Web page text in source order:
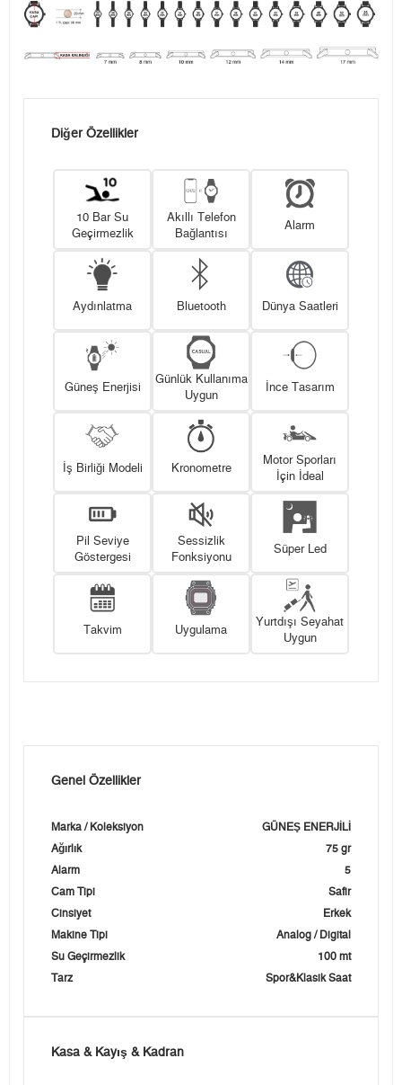
Diğer Özellikler
10 Bar Su
Geçirmezlik
Akıllı Telefon
Bağlantısı
Alarm
Aydınlatma Bluetooth Dünya Saatleri
Güneş Enerjisi
Günlük Kullanıma
Uygun
İnce Tasarım
İş Birliği Modeli Kronometre
Motor Sporları
İçin İdeal
Pil Seviye
Göstergesi
Sessizlik
Fonksiyonu
Süper Led
Takvim Uygulama
Yurtdışı Seyahat
Uygun
Genel Özellikler
Marka / Koleksiyon
GÜNEŞ ENERJİLİ
Ağırlık
75 gr
Alarm
5
Cam Tipi
Safir
Cinsiyet
Erkek
Makine Tipi
Analog / Digital
Su Geçirmezlik
100 mt
Tarz
Spor&Klasik Saat
Kasa & Kayış & Kadran